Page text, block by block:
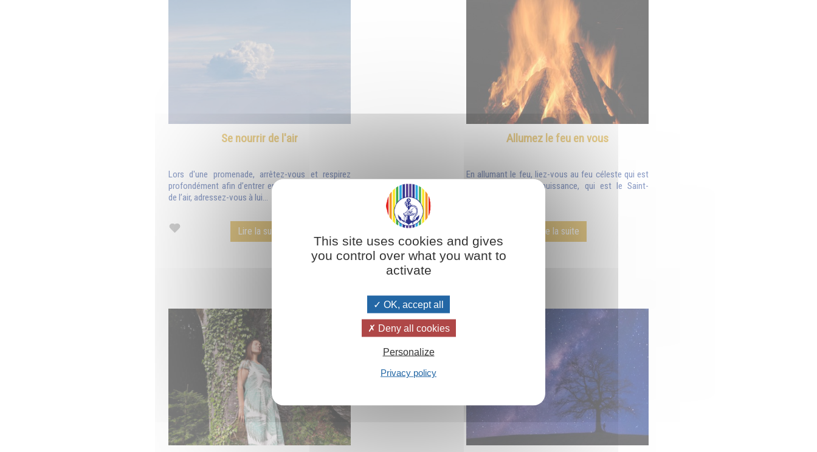
Se nourrir de l'air
Lors d'une promenade, arrêtez-vous et respirez
profondément afin d’entrer en contact avec l’Ange
de l’air, adressez-vous à lui...
Lire la suite
Allumez le feu en vous
En allumant le feu, liez-vous au feu céleste qui est
amour, intelligence, puissance, qui est le Saint-
Lire la suite
This site uses cookies and gives
you control over what you want to
activate
OK, accept all
Deny all cookies
Personalize
Privacy policy